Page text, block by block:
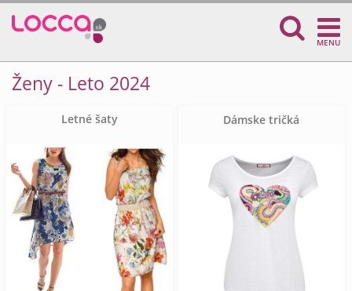
MENU
Ženy - Leto 2024
Letné šaty Dámske tričká